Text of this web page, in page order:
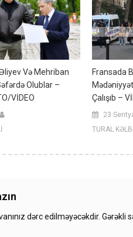
Və Mehriban
Olublar –
VİDEO
Fransada
Çalışıb –
23
TURAL
dərc edilməyəcəkdir. Gərəkli